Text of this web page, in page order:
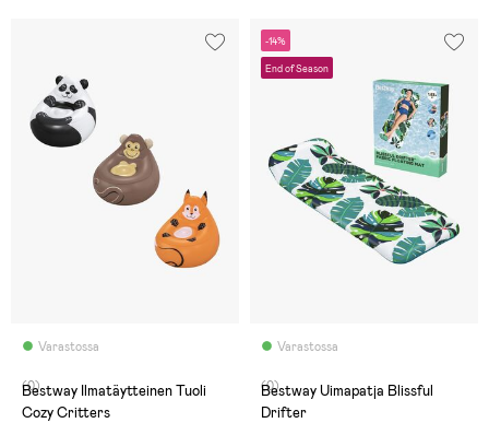
Varastossa
(0)
Bestway Ilmatäytteinen Tuoli
Cozy Critters
-14%
End of Season
Varastossa
(0)
Bestway Uimapatja Blissful
Drifter